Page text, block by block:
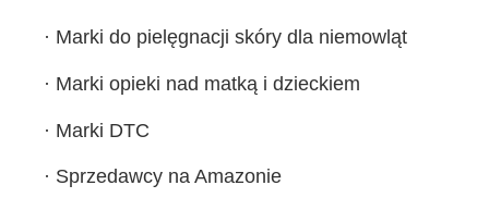
· Marki do pielęgnacji skóry dla niemowląt
· Marki opieki nad matką i dzieckiem
· Marki DTC
· Sprzedawcy na Amazonie